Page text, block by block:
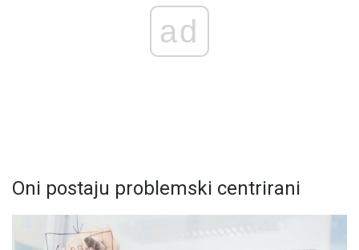
ad
Oni postaju problemski centrirani